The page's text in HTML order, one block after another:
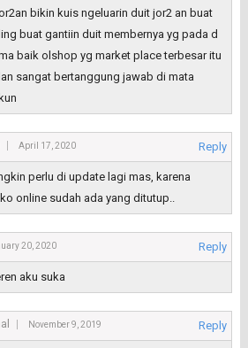
bikin kuis ngeluarin duit jor2 an buat
buat gantiin duit membernya yg pada d
baik olshop yg market place terbesar itu
sangat bertanggung jawab di mata
April 17, 2020 Reply
perlu di update lagi mas, karena
online sudah ada yang ditutup..
20, 2020 Reply
aku suka
November 9, 2019 Reply